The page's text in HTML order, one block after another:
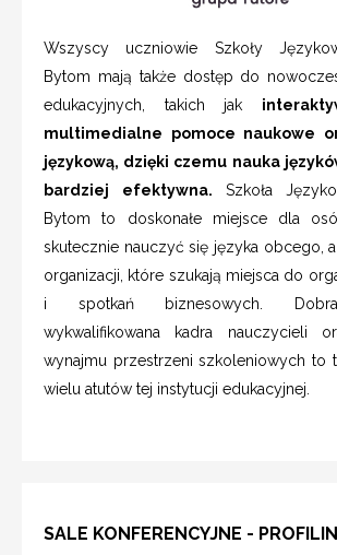
Wszyscy uczniowie Szkoły
Bytom mają także dostęp do
edukacyjnych, takich jak
multimedialne pomoce naukowe
językową, dzięki czemu nauka
bardziej efektywna. Szkoła
Bytom to doskonałe miejsce dla
skutecznie nauczyć się języka obcego,
organizacji, które szukają miejsca do
i spotkań biznesowych. Dobra
wykwalifikowana kadra nauczycieli
wynajmu przestrzeni szkoleniowych to
wielu atutów tej instytucji edukacyjnej.
SALE KONFERENCYJNE -